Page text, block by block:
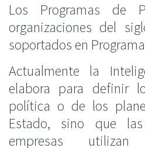
Los Programas de
organizaciones del
soportados en
Actualmente la
elabora para definir
política o de los
Estado, sino que
empresas